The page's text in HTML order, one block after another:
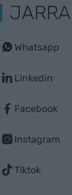
Whatsapp
Linkedin
Facebook
Instagram
Tiktok